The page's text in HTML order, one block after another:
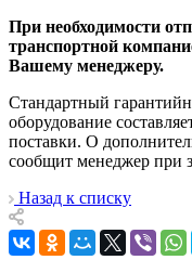
При необходимости
транспортной
Вашему менеджеру.
Стандартный
оборудование
поставки. О
сообщит менеджер при
Назад к списку